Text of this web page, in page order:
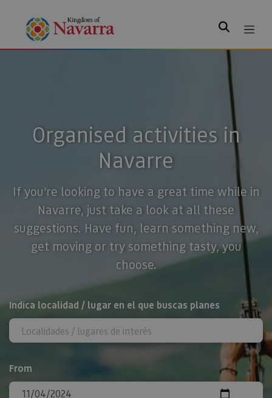
Search
Organised activities in
Navarre
If you’re looking to have a great time while in
Navarre, just take a look at all these
suggestions. Have fun, learn something new,
get moving or try something tasty, you
choose.
Search
Indica localidad / lugar en el que buscas planes
From